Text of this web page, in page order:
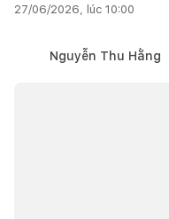
27/06/2026, lúc 10:00
Nguyễn Thu Hằng